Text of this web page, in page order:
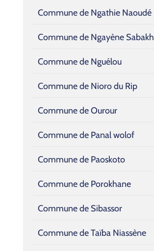
Commune de Ngathie Naoudé
Commune de Ngayène Sabakh
Commune de Nguélou
Commune de Nioro du Rip
Commune de Ourour
Commune de Panal wolof
Commune de Paoskoto
Commune de Porokhane
Commune de Sibassor
Commune de Taïba Niassène